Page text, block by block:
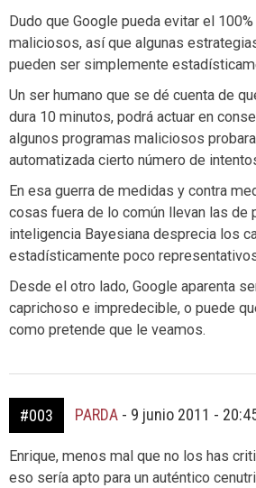
Dudo que Google pueda evitar el
maliciosos, así que algunas
pueden ser simplemente
Un ser humano que se dé cuenta de
dura 10 minutos, podrá actuar en
algunos programas maliciosos
automatizada cierto número de
En esa guerra de medidas y contra
cosas fuera de lo común llevan las de
inteligencia Bayesiana desprecia los
estadísticamente poco
Desde el otro lado, Google aparenta
caprichoso e impredecible, o puede
como pretende que le veamos.
#003 PARDA - 9 junio 2011 -
Enrique, menos mal que no los has
eso sería apto para un auténtico